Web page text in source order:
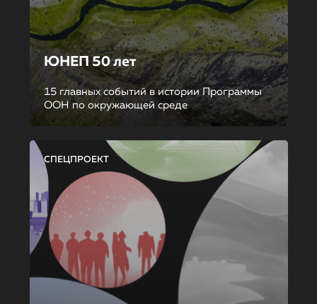
ЮНЕП 50 лет
15 главных событий в истории Программы
ООН по окружающей среде
СПЕЦПРОЕКТ